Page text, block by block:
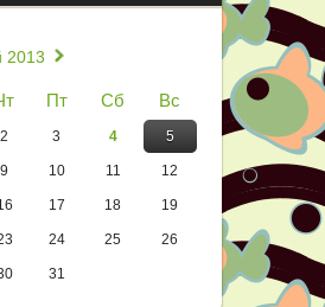
2013 »
Пт Сб Вс
2 3 4 5
9 10 11 12
17 18 19
24 25 26
31